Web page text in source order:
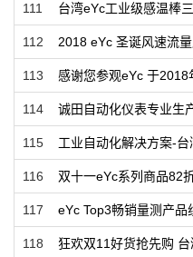
111 台湾eYc工业级感温棒
112 2018 eYc 圣诞风速流量
113 感谢您参观eYc 于
114 诚田自动化仪表专业生
115 工业自动化解决方案-
116 双十一eYc系列商品82
117 eYc Top3畅销量测产
118 狂欢双11好货抢先购